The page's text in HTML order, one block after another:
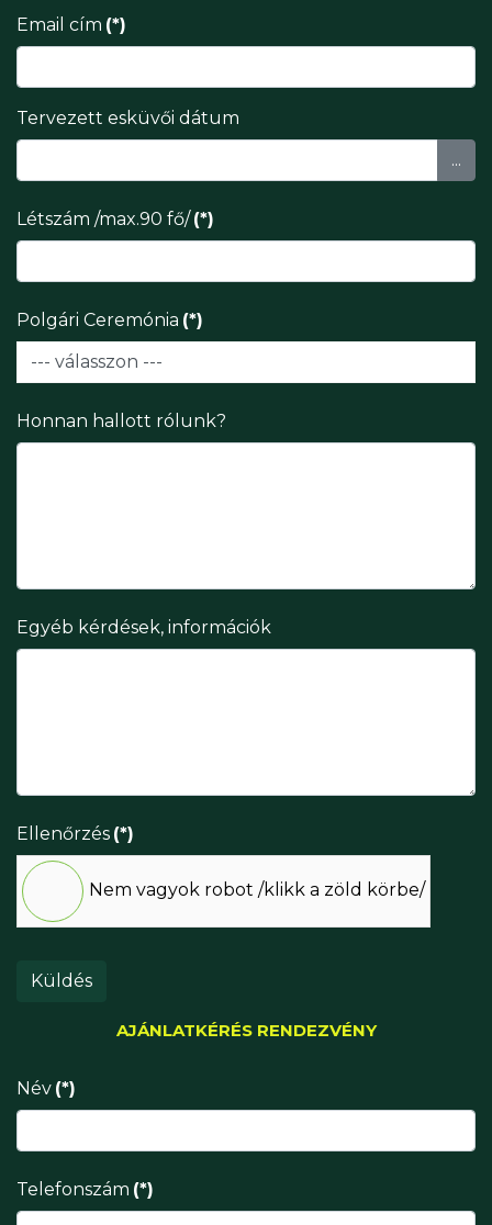
Email cím (*)
Tervezett esküvői dátum
...
Létszám /max.90 fő/ (*)
Polgári Ceremónia (*)
Honnan hallott rólunk?
Egyéb kérdések, információk
Ellenőrzés (*)
Nem vagyok robot /klikk a zöld körbe/
Küldés
AJÁNLATKÉRÉS RENDEZVÉNY
Név (*)
Telefonszám (*)